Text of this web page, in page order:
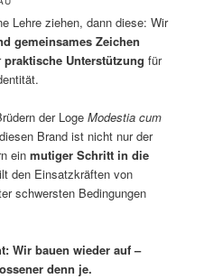
Lehre ziehen, dann diese: Wir
gemeinsames Zeichen
praktische Unterstützung für
der LogeModestia cum
Brand ist nicht nur der
einmutiger Schritt in die
den Einsatzkräften von
schwersten Bedingungen
Wir bauen wieder auf –
denn je.